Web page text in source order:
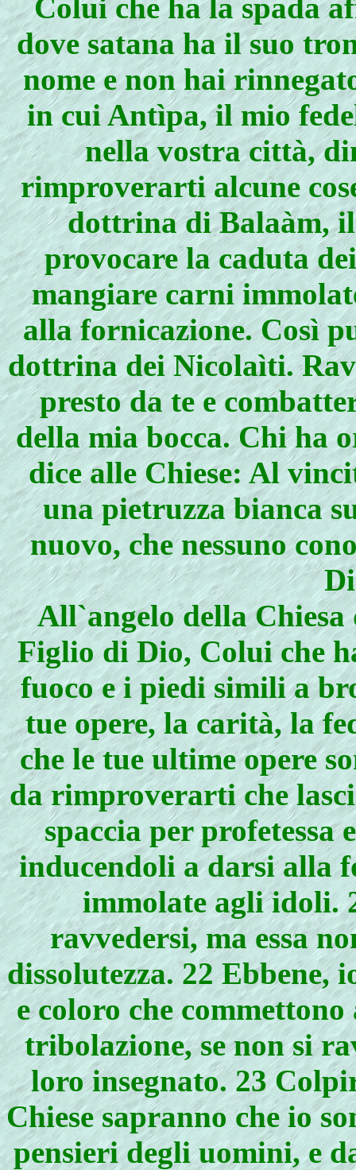
Colui che ha la spada
dove satana ha il suo
nome e non hai
in cui Antìpa, il mio
nella vostra città,
rimproverarti alcune
dottrina di Balaàm,
provocare la caduta
mangiare carni
alla fornicazione. Così
dottrina dei Nicolaìti.
presto da te e
della mia bocca. Chi ha
dice alle Chiese: Al
una pietruzza bianca
nuovo, che nessuno
All`angelo della
Figlio di Dio, Colui che
fuoco e i piedi simili a
tue opere, la carità, la
che le tue ultime opere
da rimproverarti che
spaccia per profetessa
inducendoli a darsi alla
immolate agli idoli.
ravvedersi, ma essa
dissolutezza. 22 Ebbene,
e coloro che
tribolazione, se non si
loro insegnato. 23
Chiese sapranno che io
pensieri degli uomini, e